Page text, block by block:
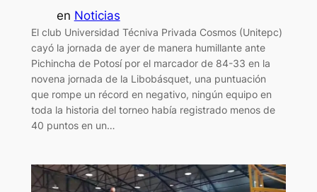
en Noticias
El club Universidad Técniva Privada Cosmos (Unitepc)
cayó la jornada de ayer de manera humillante ante
Pichincha de Potosí por el marcador de 84-33 en la
novena jornada de la Libobásquet, una puntuación
que rompe un récord en negativo, ningún equipo en
toda la historia del torneo había registrado menos de
40 puntos en un…